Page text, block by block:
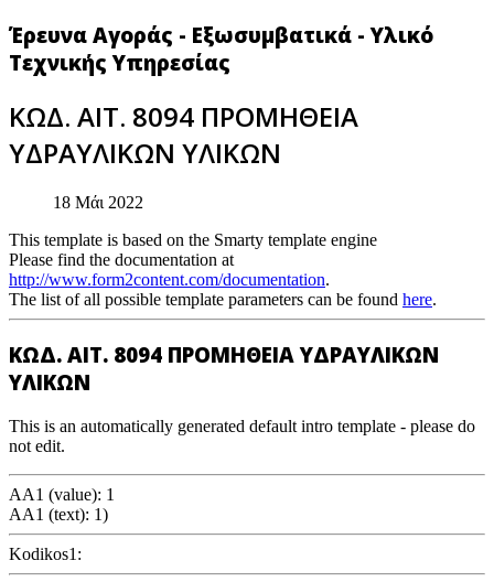
Έρευνα Αγοράς - Εξωσυμβατικά - Υλικό
Τεχνικής Υπηρεσίας
ΚΩΔ. ΑΙΤ. 8094 ΠΡΟΜΗΘΕΙΑ
ΥΔΡΑΥΛΙΚΩΝ ΥΛΙΚΩΝ
18 Μάι 2022
This template is based on the Smarty template engine
Please find the documentation at
http://www.form2content.com/documentation.
The list of all possible template parameters can be found here.
ΚΩΔ. ΑΙΤ. 8094 ΠΡΟΜΗΘΕΙΑ ΥΔΡΑΥΛΙΚΩΝ
ΥΛΙΚΩΝ
This is an automatically generated default intro template - please do
not edit.
AA1 (value): 1
AA1 (text): 1)
Kodikos1: